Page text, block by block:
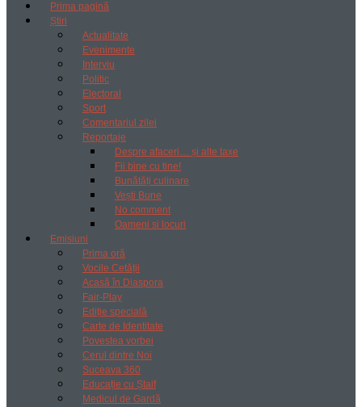
Prima pagină
Știri
Actualitate
Evenimente
Interviu
Politic
Electoral
Sport
Comentariul zilei
Reportaje
Despre afaceri… și alte taxe
Fii bine cu tine!
Bunătăți culinare
Vești Bune
No comment
Oameni si locuri
Emisiuni
Prima oră
Vocile Cetății
Acasă în Diaspora
Fair-Play
Ediție specială
Carte de Identitate
Povestea vorbei
Cerul dintre Noi
Suceava 360
Educație cu Ștaif
Medicul de Gardă